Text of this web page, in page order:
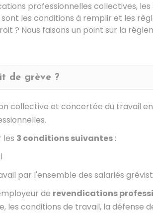
professionnelles collectives,
les conditions à remplir et les
? Nous faisons un point sur la
de grève ?
collective et concertée du travail
les 3 conditions suivantes :
par l'ensemble des salariés
de revendications
les conditions de travail, la défense